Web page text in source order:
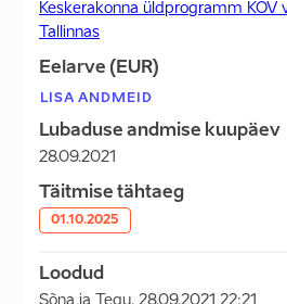
Keskerakonna üldprogramm KOV
Tallinnas
Eelarve (EUR)
LISA ANDMEID
Lubaduse andmise kuupäev
28.09.2021
Täitmise tähtaeg
01.10.2025
Loodud
Sõna ja Tegu, 28.09.2021 22:21